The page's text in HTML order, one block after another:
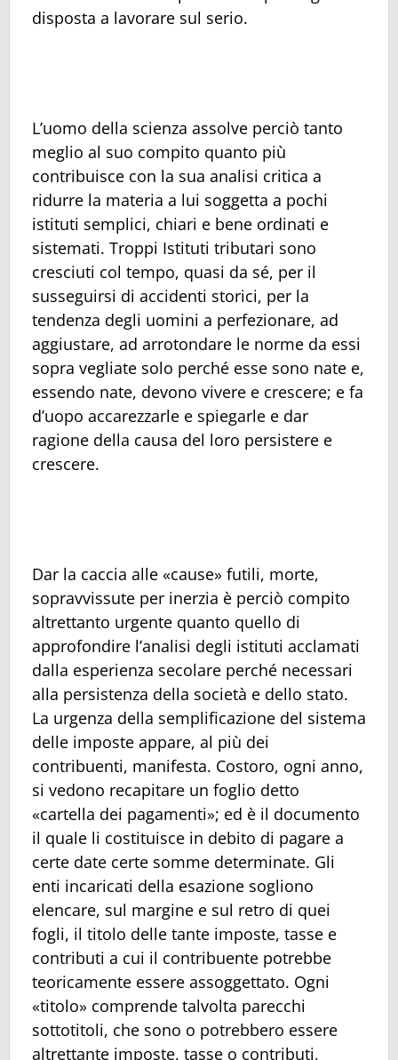
disposta a lavorare sul serio.
L’uomo della scienza assolve perciò tanto
meglio al suo compito quanto più
contribuisce con la sua analisi critica a
ridurre la materia a lui soggetta a pochi
istituti semplici, chiari e bene ordinati e
sistemati. Troppi Istituti tributari sono
cresciuti col tempo, quasi da sé, per il
susseguirsi di accidenti storici, per la
tendenza degli uomini a perfezionare, ad
aggiustare, ad arrotondare le norme da essi
sopra vegliate solo perché esse sono nate e,
essendo nate, devono vivere e crescere; e fa
d’uopo accarezzarle e spiegarle e dar
ragione della causa del loro persistere e
crescere.
Dar la caccia alle «cause» futili, morte,
sopravvissute per inerzia è perciò compito
altrettanto urgente quanto quello di
approfondire l’analisi degli istituti acclamati
dalla esperienza secolare perché necessari
alla persistenza della società e dello stato.
La urgenza della semplificazione del sistema
delle imposte appare, al più dei
contribuenti, manifesta. Costoro, ogni anno,
si vedono recapitare un foglio detto
«cartella dei pagamenti»; ed è il documento
il quale li costituisce in debito di pagare a
certe date certe somme determinate. Gli
enti incaricati della esazione sogliono
elencare, sul margine e sul retro di quei
fogli, il titolo delle tante imposte, tasse e
contributi a cui il contribuente potrebbe
teoricamente essere assoggettato. Ogni
«titolo» comprende talvolta parecchi
sottotitoli, che sono o potrebbero essere
altrettante imposte, tasse o contributi,